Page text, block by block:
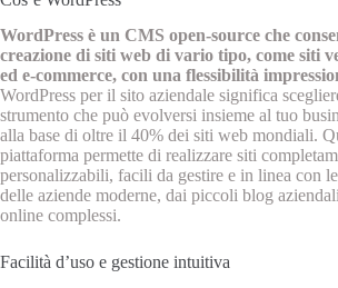
WordPress è un CMS open-source che
creazione di siti web di vario tipo, come siti
ed e-commerce, con una flessibilità
WordPress per il sito aziendale significa
strumento che può evolversi insieme al tuo
alla base di oltre il 40% dei siti web mondiali.
piattaforma permette di realizzare siti
personalizzabili, facili da gestire e in linea con
delle aziende moderne, dai piccoli blog
online complessi.
Facilità d’uso e gestione intuitiva